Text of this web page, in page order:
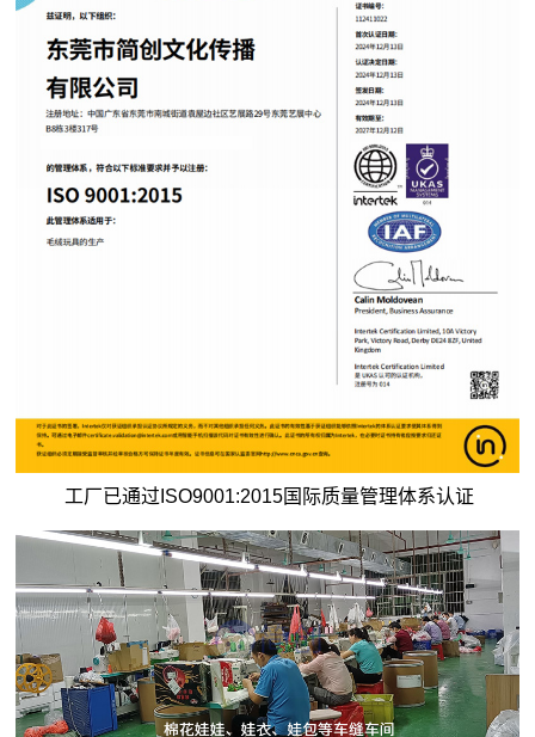
工厂已通过ISO9001:2015国际质量管理体系认证